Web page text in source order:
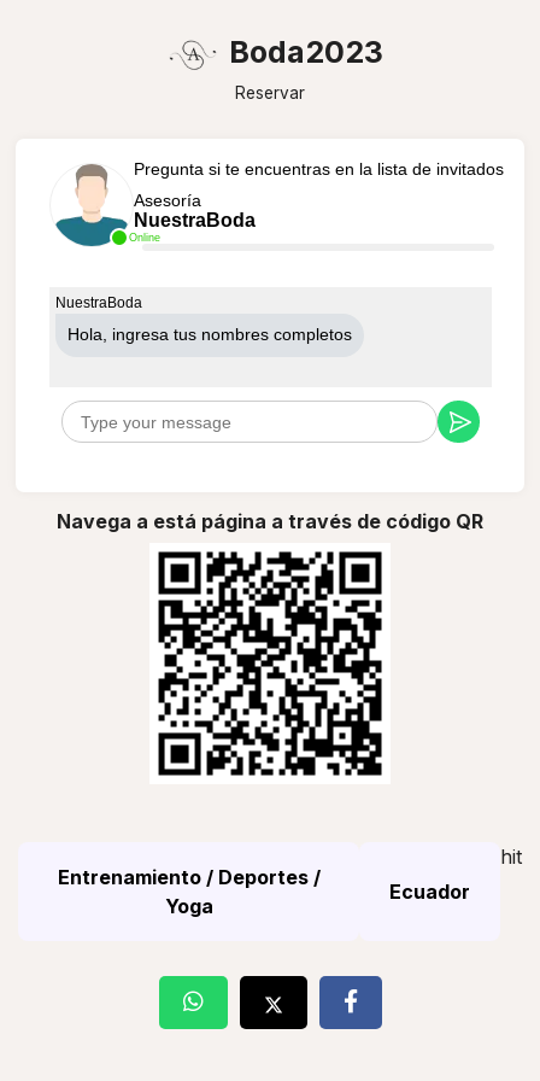
Boda2023
Reservar
Online
Pregunta si te encuentras en la lista de invitados
Asesoría
NuestraBoda
NuestraBoda
Hola, ingresa tus nombres completos
Navega a está página a través de código QR
Entrenamiento / Deportes /
Yoga
Ecuador
hit